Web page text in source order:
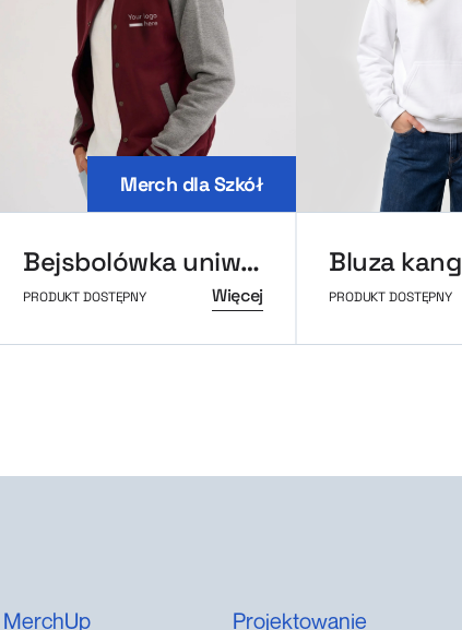
Merch dla Szkół
Bejsbolówka uniwersytecka MerchUp
PRODUKT DOSTĘPNY Więcej PRODUKT DOSTĘPNY
MerchUp Projektowanie